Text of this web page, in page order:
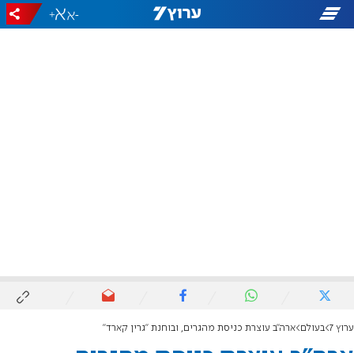
-
+
ערוץ 7 בעולם ארה"ב עוצרת כניסת מהגרים, ובוחנת "גרין קארד"